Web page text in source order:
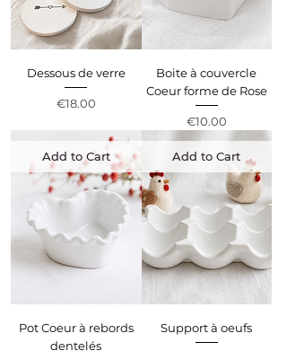
Dessous de verre
Price
€18.00
Boite à couvercle
Coeur forme de Rose
Price
€10.00
Add to Cart
Pot Coeur à rebords
dentelés
Add to Cart
Support à oeufs